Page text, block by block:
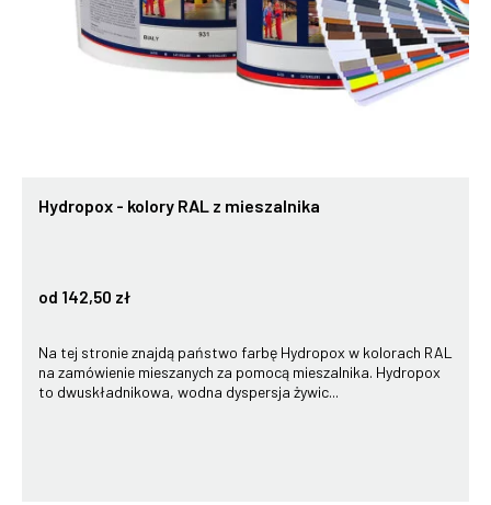
Hydropox - kolory RAL z mieszalnika
od 142,50 zł
Na tej stronie znajdą państwo farbę Hydropox w kolorach RAL
na zamówienie mieszanych za pomocą mieszalnika. Hydropox
to dwuskładnikowa, wodna dyspersja żywic...